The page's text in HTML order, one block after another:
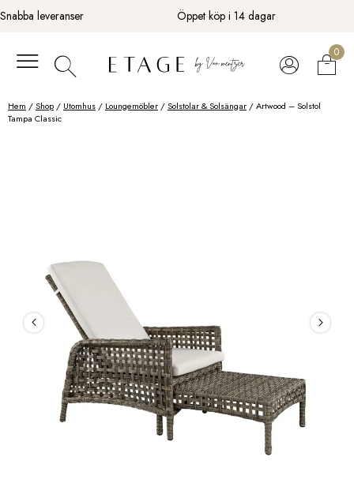
Fortsätt
till
Snabba leveranser Öppet köp i 14 dagar
0
Hem /Shop / Utomhus / Loungemöbler /Solstolar & Solsängar / Artwood – Solstol
Tampa Classic